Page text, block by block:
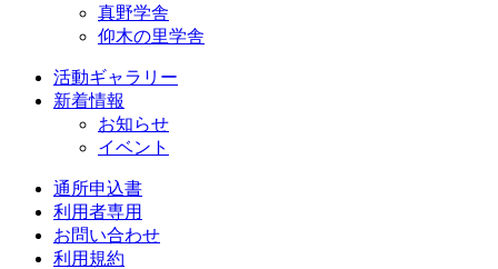
真野学舎
仰木の里学舎
活動ギャラリー
新着情報
お知らせ
イベント
通所申込書
利用者専用
お問い合わせ
利用規約